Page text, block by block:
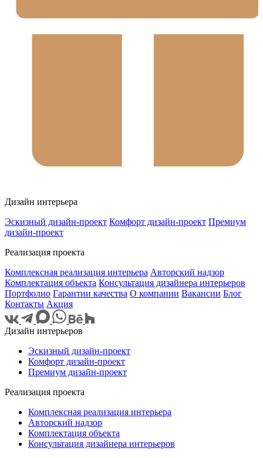
Дизайн интерьера
Эскизный дизайн-проект Комфорт дизайн-проект Премиум
дизайн-проект
Реализация проекта
Комплексная реализация интерьера Авторский надзор
Комплектация объекта Консультация дизайнера интерьеров
Портфолио Гарантии качества О компании Вакансии Блог
Контакты Акция
Дизайн интерьеров
Эскизный дизайн-проект
Комфорт дизайн-проект
Премиум дизайн-проект
Реализация проекта
Комплексная реализация интерьера
Авторский надзор
Комплектация объекта
Консультация дизайнера интерьеров